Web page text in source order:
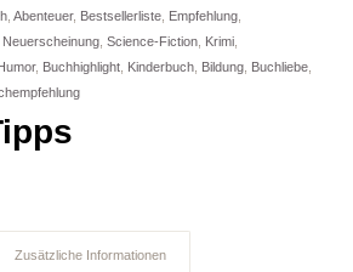
, Abenteuer, Bestsellerliste, Empfehlung,
Neuerscheinung, Science-Fiction, Krimi,
, Buchhighlight, Kinderbuch, Bildung, Buchliebe,
Zusätzliche Informationen